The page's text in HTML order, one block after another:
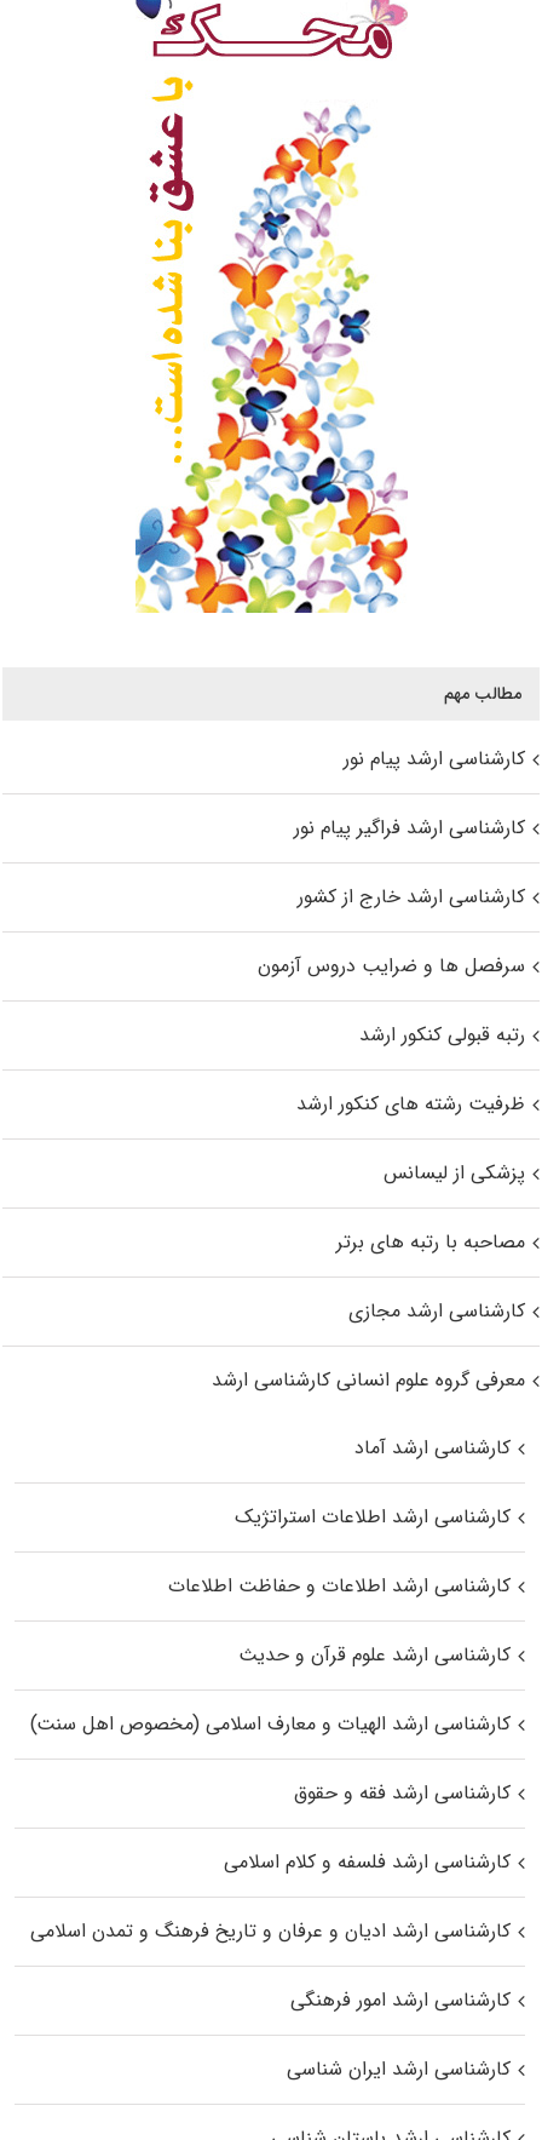
مطالب مهم
کارشناسی ارشد پیام نور
کارشناسی ارشد فراگیر پیام نور
کارشناسی ارشد خارج از کشور
سرفصل ها و ضرایب دروس آزمون
رتبه قبولی کنکور ارشد
ظرفیت رشته های کنکور ارشد
پزشکی از لیسانس
مصاحبه با رتبه های برتر
کارشناسی ارشد مجازی
معرفی گروه علوم انسانی کارشناسی ارشد
کارشناسی ارشد آماد
کارشناسی ارشد اطلاعات استراتژیک
کارشناسی ارشد اطلاعات و حفاظت اطلاعات
کارشناسی ارشد علوم قرآن و حدیث
کارشناسی ارشد الهیات و معارف اسلامی (مخصوص اهل سنت)
کارشناسی ارشد فقه و حقوق
کارشناسی ارشد فلسفه و کلام اسلامی
کارشناسی ارشد ادیان و عرفان و تاریخ فرهنگ و تمدن اسلامی
کارشناسی ارشد امور فرهنگی
کارشناسی ارشد ایران شناسی